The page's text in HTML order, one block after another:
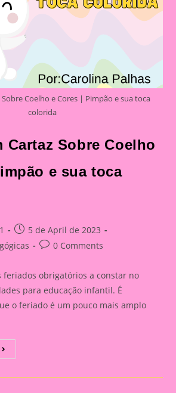
Coelho e Cores | Pimpão e sua toca
colorida
Cartaz Sobre Coelho
e sua toca
Post
published:
5 de April de 2023
Post0 Comments
feriados obrigatórios a constar no
para educação infantil. É
o feriado é um pouco mais amplo
História